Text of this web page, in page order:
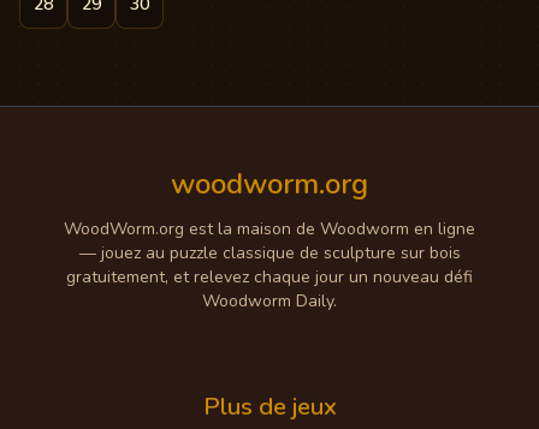
woodworm.org
WoodWorm.org est la maison de Woodworm en ligne
— jouez au puzzle classique de sculpture sur bois
gratuitement, et relevez chaque jour un nouveau défi
Woodworm Daily.
Plus de jeux